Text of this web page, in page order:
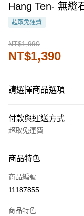
Hang Ten- 無縫
超取免運費
NT$1,990
NT$1,390
請選擇商品選項
付款與運送方式
超取免運費
信用卡一次付款
LINE Pay
商品特色
商品編號
11187855
商品特色